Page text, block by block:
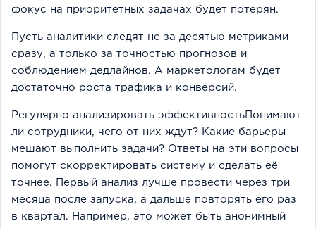
фокус на приоритетных задачах будет потерян.
Пусть аналитики следят не за десятью метриками
сразу, а только за точностью прогнозов и
соблюдением дедлайнов. А маркетологам будет
достаточно роста трафика и конверсий.
Регулярно анализировать эффективностьПонимают
ли сотрудники, чего от них ждут? Какие барьеры
мешают выполнить задачи? Ответы на эти вопросы
помогут скорректировать систему и сделать её
точнее. Первый анализ лучше провести через три
месяца после запуска, а дальше повторять его раз
в квартал. Например, это может быть анонимный